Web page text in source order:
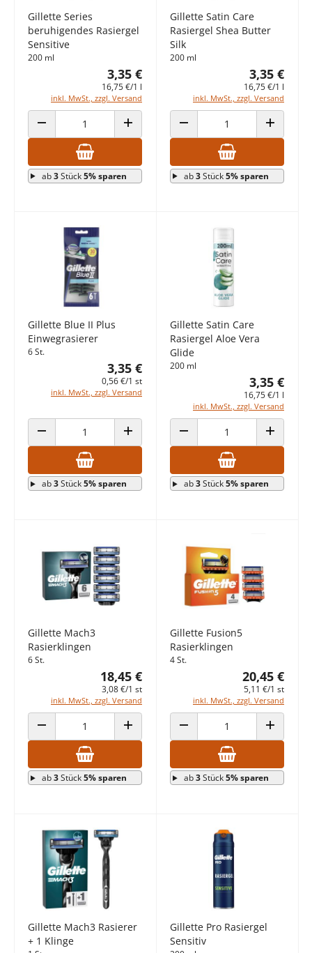
Gillette Series
beruhigendes Rasiergel
Sensitive
200 ml
3,35 €
16,75 €/1 l
inkl. MwSt., zzgl. Versand
ANZAHL VERRINGERN ANZAHL ERHÖHEN
ab3Stück5% sparen
Gillette Satin Care
Rasiergel Shea Butter
Silk
200 ml
3,35 €
16,75 €/1 l
inkl. MwSt., zzgl. Versand
ANZAHL VERRINGERN ANZAHL
ab3Stück5% sparen
Gillette Blue II Plus
Einwegrasierer
6 St.
3,35 €
0,56 €/1 st
inkl. MwSt., zzgl. Versand
ANZAHL VERRINGERN ANZAHL ERHÖHEN
ab3Stück5% sparen
Gillette Satin Care
Rasiergel Aloe Vera
Glide
200 ml
3,35 €
16,75 €/1 l
inkl. MwSt., zzgl. Versand
ANZAHL VERRINGERN ANZAHL
ab3Stück5% sparen
Gillette Mach3
Rasierklingen
6 St.
18,45 €
3,08 €/1 st
inkl. MwSt., zzgl. Versand
ANZAHL VERRINGERN ANZAHL ERHÖHEN
ab3Stück5% sparen
Gillette Fusion5
Rasierklingen
4 St.
20,45 €
5,11 €/1 st
inkl. MwSt., zzgl. Versand
ANZAHL VERRINGERN ANZAHL
ab3Stück5% sparen
Gillette Mach3 Rasierer
+ 1 Klinge
Gillette Pro Rasiergel
Sensitiv